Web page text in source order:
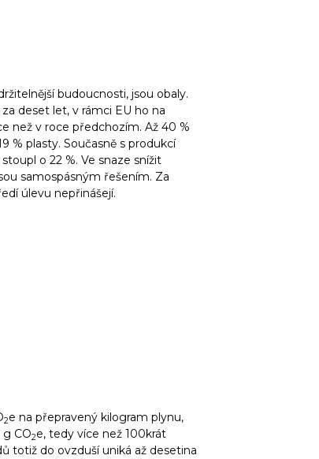
budoucnosti, jsou obaly.
deset let, v rámci EU ho na
než v roce předchozím. Až 40 %
% plasty. Současně s produkcí
o 22 %. Ve snaze snížit
samospásným řešením. Za
úlevu nepřinášejí.
2e na přepravený kilogram plynu,
CO2e, tedy více než 100krát
totiž do ovzduší uniká až desetina